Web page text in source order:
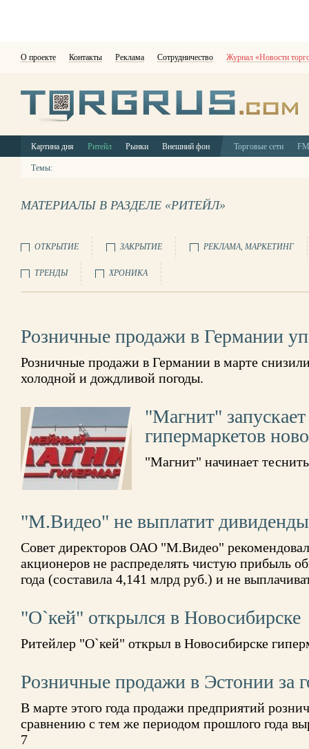
О проекте Контакты Реклама Сотрудничество Журнал «Новости
Картина дня Ритейл Рынки Внешний фон Торговые сети
Темы:
МАТЕРИАЛЫ В РАЗДЕЛЕ «РИТЕЙЛ»
ОТКРЫТИЕ ЗАКРЫТИЕ РЕКЛАМА, МАРКЕТИНГ
ТРЕНДЫ ХРОНИКА
Розничные продажи в Германии
Розничные продажи в Германии в марте
холодной и дождливой погоды.
"Магнит"
гипермаркетов
"Магнит" начинает
"М.Видео" не выплатит дивиденды
Совет директоров ОАО "М.Видео"
акционеров не распределять чистую прибыль
года (составила 4,141 млрд руб.) и не
"О`кей" открылся в Новосибирске
Ритейлер "О`кей" открыл в Новосибирске
Розничные продажи в Эстонии за
В марте этого года продажи предприятий
сравнению с тем же периодом прошлого года
7